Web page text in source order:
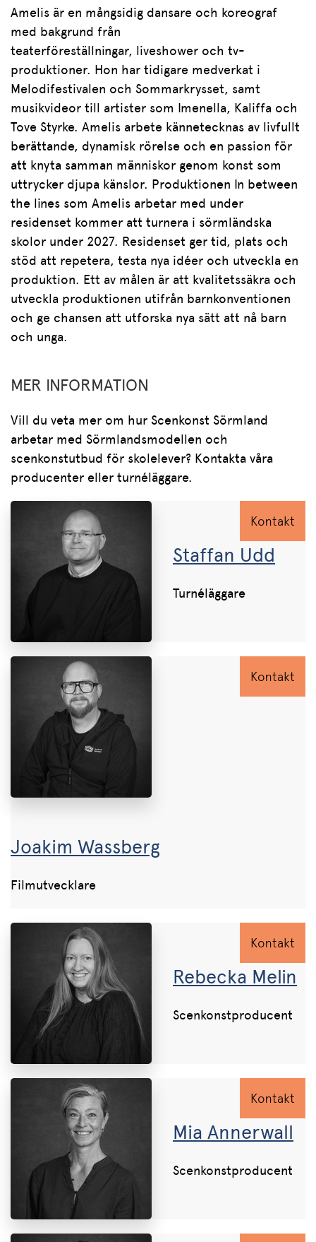
Amelis är en mångsidig dansare och koreograf
med bakgrund från
teaterföreställningar, liveshower och tv-
produktioner. Hon har tidigare medverkat i
Melodifestivalen och Sommarkrysset, samt
musikvideor till artister som Imenella, Kaliffa och
Tove Styrke. Amelis arbete kännetecknas av livfullt
berättande, dynamisk rörelse och en passion för
att knyta samman människor genom konst som
uttrycker djupa känslor. Produktionen In between
the lines som Amelis arbetar med under
residenset kommer att turnera i sörmländska
skolor under 2027. Residenset ger tid, plats och
stöd att repetera, testa nya idéer och utveckla en
produktion. Ett av målen är att kvalitetssäkra och
utveckla produktionen utifrån barnkonventionen
och ge chansen att utforska nya sätt att nå barn
och unga.
MER INFORMATION
Vill du veta mer om hur Scenkonst Sörmland
arbetar med Sörmlandsmodellen och
scenkonstutbud för skolelever? Kontakta våra
producenter eller turnéläggare.
Kontakt
Staffan Udd
Turnéläggare
Kontakt
Joakim Wassberg
Filmutvecklare
Kontakt
Rebecka Melin
Scenkonstproducent
Kontakt
Mia Annerwall
Scenkonstproducent